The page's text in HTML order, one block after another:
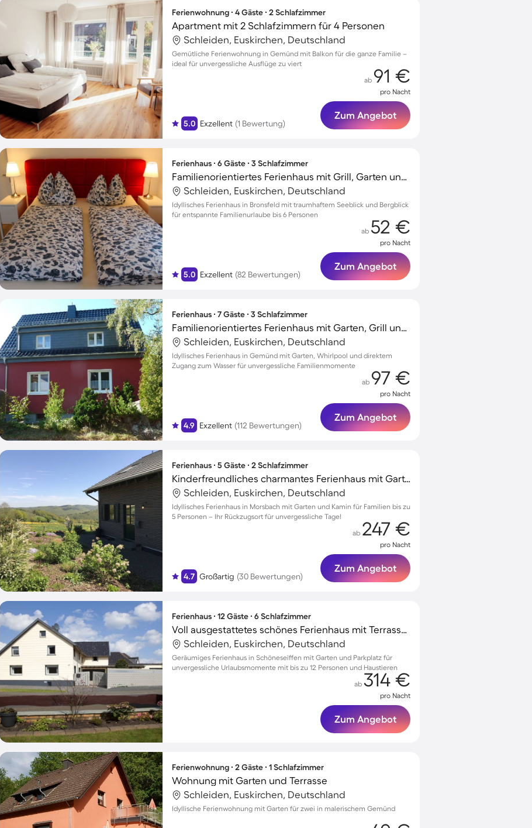
Ferienwohnung ∙ 4 Gäste ∙ 2 Schlafzimmer
Apartment mit 2 Schlafzimmern für 4 Personen
Schleiden, Euskirchen, Deutschland
Gemütliche Ferienwohnung in Gemünd mit Balkon für die ganze Familie –
ideal für unvergessliche Ausflüge zu viert
5.0 Exzellent (1 Bewertung)
ab 91 €
pro Nacht
Zum Angebot
Ferienhaus ∙ 6 Gäste ∙ 3 Schlafzimmer
Familienorientiertes Ferienhaus mit Grill, Garten und Terrasse | Bergblick | Perfekt für die Arbeit von Zuhause
Schleiden, Euskirchen, Deutschland
Idyllisches Ferienhaus in Bronsfeld mit traumhaftem Seeblick und Bergblick
für entspannte Familienurlaube bis 6 Personen
5.0 Exzellent (82 Bewertungen)
ab 52 €
pro Nacht
Zum Angebot
Ferienhaus ∙ 7 Gäste ∙ 3 Schlafzimmer
Familienorientiertes Ferienhaus mit Garten, Grill und Terrasse | Naturblick
Schleiden, Euskirchen, Deutschland
Idyllisches Ferienhaus in Gemünd mit Garten, Whirlpool und direktem
Zugang zum Wasser für unvergessliche Familienmomente
4.9 Exzellent (112 Bewertungen)
ab 97 €
pro Nacht
Zum Angebot
Ferienhaus ∙ 5 Gäste ∙ 2 Schlafzimmer
Kinderfreundliches charmantes Ferienhaus mit Garten, Grill und Terrasse
Schleiden, Euskirchen, Deutschland
Idyllisches Ferienhaus in Morsbach mit Garten und Kamin für Familien bis zu
5 Personen – Ihr Rückzugsort für unvergessliche Tage!
4.7 Großartig (30 Bewertungen)
ab 247 €
pro Nacht
Zum Angebot
Ferienhaus ∙ 12 Gäste ∙ 6 Schlafzimmer
Voll ausgestattetes schönes Ferienhaus mit Terrasse und Garten | Hunde erlaubt
Schleiden, Euskirchen, Deutschland
Geräumiges Ferienhaus in Schöneseiffen mit Garten und Parkplatz für
unvergessliche Urlaubsmomente mit bis zu 12 Personen und Haustieren
ab 314 €
pro Nacht
Zum Angebot
Ferienwohnung ∙ 2 Gäste ∙ 1 Schlafzimmer
Wohnung mit Garten und Terrasse
Schleiden, Euskirchen, Deutschland
Idyllische Ferienwohnung mit Garten für zwei in malerischem Gemünd